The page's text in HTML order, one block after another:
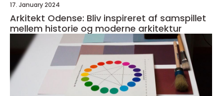
17. January 2024
Arkitekt Odense: Bliv inspireret af samspillet
mellem historie og moderne arkitektur